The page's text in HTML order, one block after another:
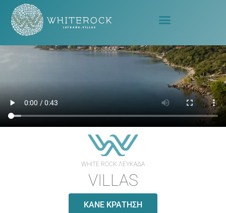
WHITE ROCK ΛΕΥΚΑΔΑ
VILLAS
ΚΑΝΕ ΚΡΑΤΗΣΗ